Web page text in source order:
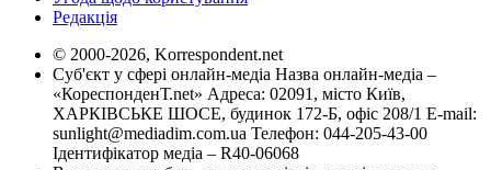
Редакція
© 2000-2026, Korrespondent.net
Суб'єкт у сфері онлайн-медіа Назва онлайн-медіа –
«КореспонденТ.net» Адреса: 02091, місто Київ,
ХАРКІВСЬКЕ ШОСЕ, будинок 172-Б, офіс 208/1 E-mail:
sunlight@mediadim.com.ua Телефон: 044-205-43-00
Ідентифікатор медіа – R40-06068